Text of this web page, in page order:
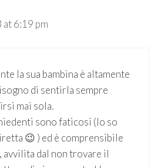
6:19 pm
la sua bambina è altamente
di sentirla sempre
mai sola.
sono faticosi (lo so
😉 ) ed è comprensibile
avvilita dal non trovare il